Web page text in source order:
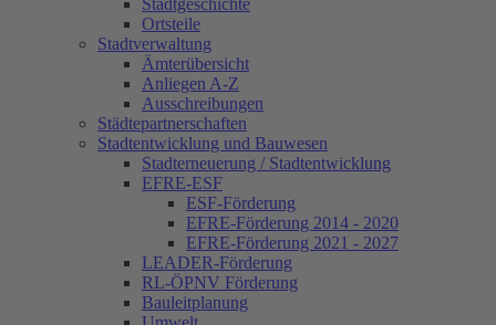
Stadtgeschichte
Ortsteile
Stadtverwaltung
Ämterübersicht
Anliegen A-Z
Ausschreibungen
Städtepartnerschaften
Stadtentwicklung und Bauwesen
Stadterneuerung / Stadtentwicklung
EFRE-ESF
ESF-Förderung
EFRE-Förderung 2014 - 2020
EFRE-Förderung 2021 - 2027
LEADER-Förderung
RL-ÖPNV Förderung
Bauleitplanung